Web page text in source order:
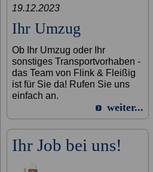
19.12.2023
Ihr Umzug
Ob Ihr Umzug oder Ihr
sonstiges Transportvorhaben -
das Team von Flink & Fleißig
ist für Sie da! Rufen Sie uns
einfach an.
weiter...
Ihr Job bei uns!